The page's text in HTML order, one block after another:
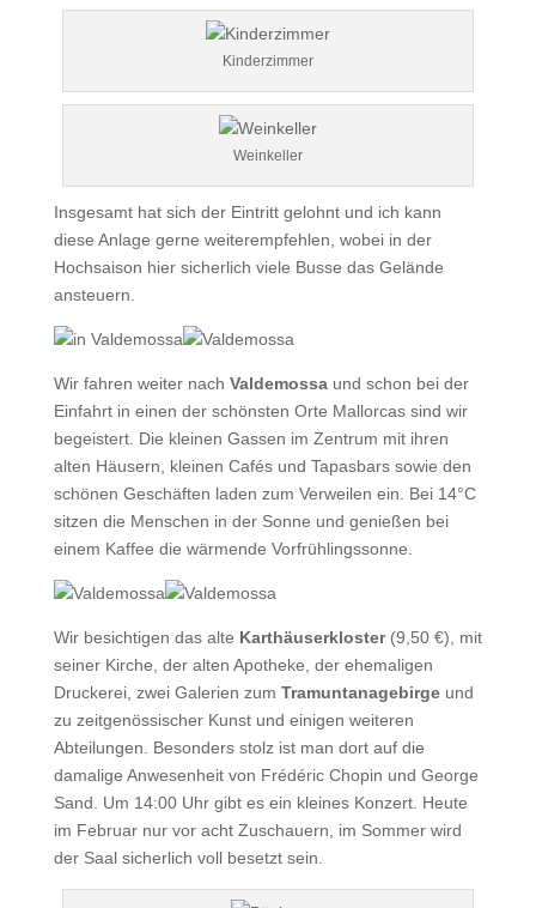
Kinderzimmer
Weinkeller
Insgesamt hat sich der Eintritt gelohnt und ich kann
diese Anlage gerne weiterempfehlen, wobei in der
Hochsaison hier sicherlich viele Busse das Gelände
ansteuern.
Wir fahren weiter nach Valdemossaund schon bei der
Einfahrt in einen der schönsten Orte Mallorcas sind wir
begeistert. Die kleinen Gassen im Zentrum mit ihren
alten Häusern, kleinen Cafés und Tapasbars sowie den
schönen Geschäften laden zum Verweilen ein. Bei 14°C
sitzen die Menschen in der Sonne und genießen bei
einem Kaffee die wärmende Vorfrühlingssonne.
Wir besichtigen das alte Karthäuserkloster(9,50 €), mit
seiner Kirche, der alten Apotheke, der ehemaligen
Druckerei, zwei Galerien zum Tramuntanagebirgeund
zu zeitgenössischer Kunst und einigen weiteren
Abteilungen. Besonders stolz ist man dort auf die
damalige Anwesenheit von Frédéric Chopin und George
Sand. Um 14:00 Uhr gibt es ein kleines Konzert. Heute
im Februar nur vor acht Zuschauern, im Sommer wird
der Saal sicherlich voll besetzt sein.